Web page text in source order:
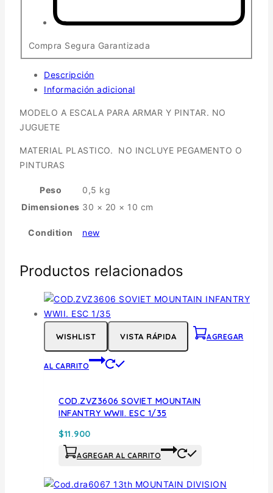
Compra Segura Garantizada
Descripción
Información adicional
MODELO A ESCALA PARA ARMAR Y PINTAR. NO
JUGUETE
MATERIAL PLASTICO. NO INCLUYE PEGAMENTO O
PINTURAS
Peso
0,5 kg
Dimensiones 30 × 20 × 10 cm
Condition new
Productos relacionados
WISHLIST VISTA RÁPIDA AGREGAR
AL CARRITO
COD.ZVZ3606 SOVIET MOUNTAIN
INFANTRY WWII. ESC 1/35
$11.900
AGREGAR AL CARRITO